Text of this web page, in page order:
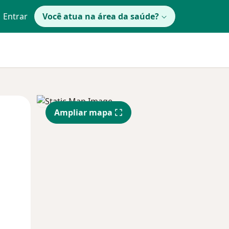
Entrar Você atua na área da saúde?
Sex,
14 Ago
Sáb,
15 Ago
Ampliar mapa